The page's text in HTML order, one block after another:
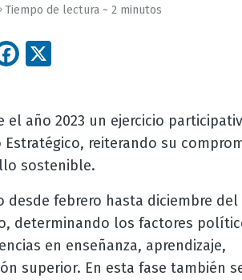
Tiempo de lectura ~ 2 minutos
Facebook
el año 2023 un ejercicio
reiterando su
sostenible.
febrero hasta diciembre del
determinando los factores
en enseñanza, aprendizaje,
superior. En esta fase también